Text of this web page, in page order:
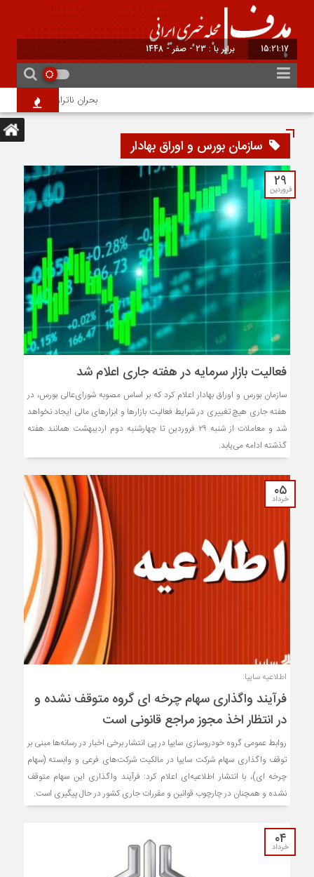
15:21:17 برابر با : 23 - صفر - 1448
بحران ناترازی ۱۰ میلیون لیتری بنزین؛ ضرورت مدیریت تقاضا و اصلاح ساختار
سازمان بورس و اوراق بهادار
۲۹
فروردین
فعالیت بازار سرمایه در هفته جاری اعلام شد
سازمان بورس و اوراق بهادار اعلام کرد که بر اساس مصوبه شورای‌عالی بورس، در
هفته جاری هیچ تغییری در شرایط فعالیت بازار‌ها و ابزار‌های مالی ایجاد نخواهد
شد و معاملات از شنبه ۲۹ فروردین تا چهارشنبه دوم اردیبهشت همانند هفته
گذشته ادامه می‌یابد.
۰۵
خرداد
اطلاعیه سایپا:
فرآیند واگذاری سهام چرخه ای گروه متوقف نشده و
در انتظار اخذ مجوز مراجع قانونی است
روابط عمومی گروه خودروسازی سایپا در پی انتشار برخی اخبار در رسانه‌ها مبنی بر
توقف واگذاری سهام شرکت سایپا در مالکیت شرکت‌های فرعی و وابسته (سهام
چرخه ای)، با انتشار اطلاعیه‌ای اعلام کرد: فرآیند واگذاری این سهام متوقف
نشده و همچنان در چارچوب قوانین و مقررات جاری کشور در حال پیگیری است.
۰۴
خرداد